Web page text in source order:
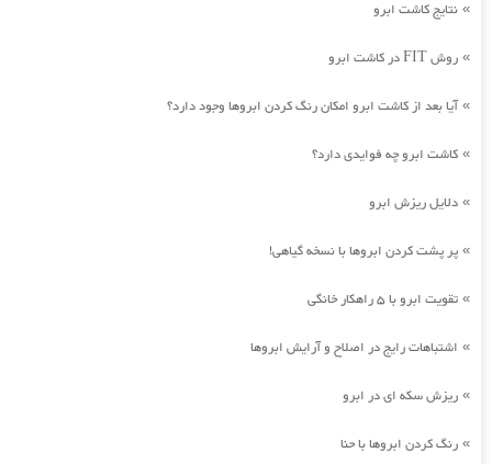
» نتایج کاشت ابرو
» روش FIT در کاشت ابرو
»آیا بعد از کاشت ابرو امکان رنگ کردن ابروها وجود دارد؟
» کاشت ابرو چه فوایدی دارد؟
» دلایل ریزش ابرو
» پر پشت کردن ابروها با نسخه گیاهی!
» تقویت ابرو با 5 راهکار خانگی
» اشتباهات رایج در اصلاح و آرایش ابروها
» ریزش سکه ای در ابرو
» رنگ کردن ابروها با حنا